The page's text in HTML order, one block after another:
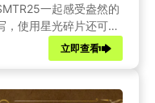
一起感受盎然的
使用星光碎片还可兑
春的珍贵瞬间！身处日
在地区没有打不开
立即查看